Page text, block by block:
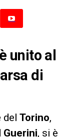
unito al
di
Torino,
Guerini, si è